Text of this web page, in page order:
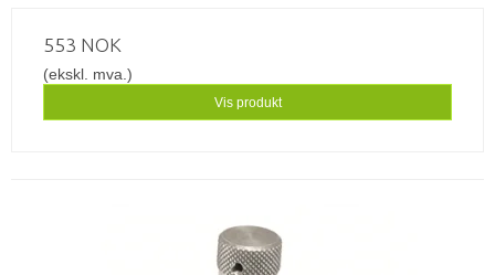
553 NOK
(ekskl. mva.)
Vis produkt